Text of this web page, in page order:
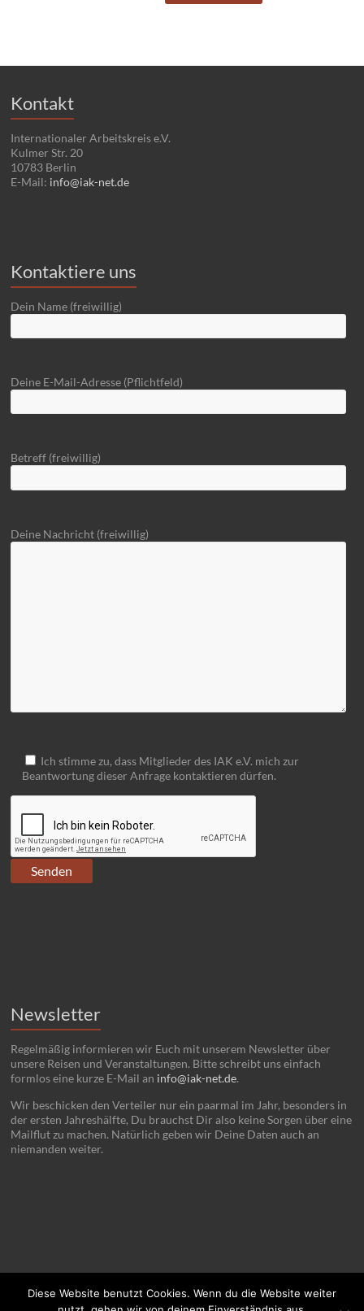
Kontakt
Internationaler Arbeitskreis e.V.
Kulmer Str. 20
10783 Berlin
E-Mail: info@iak-net.de
Kontaktiere uns
Dein Name (freiwillig)
Deine E-Mail-Adresse (Pflichtfeld)
Betreff (freiwillig)
Deine Nachricht (freiwillig)
Ich stimme zu, dass Mitglieder des IAK e.V. mich zur
Beantwortung dieser Anfrage kontaktieren dürfen.
Newsletter
Regelmäßig informieren wir Euch mit unserem Newsletter über
unsere Reisen und Veranstaltungen. Bitte schreibt uns einfach
formlos eine kurze E-Mail an info@iak-net.de.
Wir beschicken den Verteiler nur ein paarmal im Jahr, besonders in
der ersten Jahreshälfte, Du brauchst Dir also keine Sorgen über eine
Mailflut zu machen. Natürlich geben wir Deine Daten auch an
niemanden weiter.
Diese Website benutzt Cookies. Wenn du die Website weiter